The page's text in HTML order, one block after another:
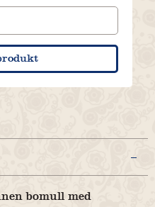
bomull med